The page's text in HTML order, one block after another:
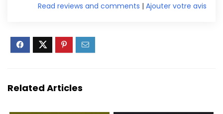
Ajouter votre avis
|
Read reviews and comments
Related Articles